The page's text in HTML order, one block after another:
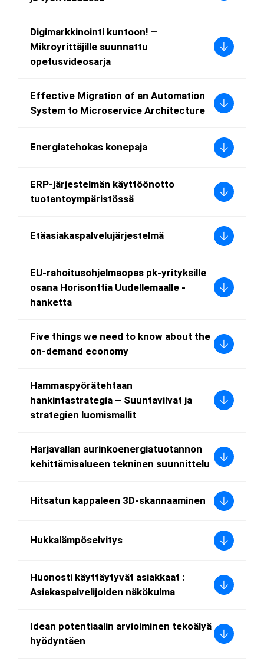
Digimarkkinointi kuntoon! –
Mikroyrittäjille suunnattu
opetusvideosarja
Effective Migration of an Automation
System to Microservice Architecture
Energiatehokas konepaja
ERP-järjestelmän käyttöönotto
tuotantoympäristössä
Etäasiakaspalvelujärjestelmä
EU-rahoitusohjelmaopas pk-yrityksille
osana Horisonttia Uudellemaalle -
hanketta
Five things we need to know about the
on-demand economy
Hammaspyörätehtaan
hankintastrategia – Suuntaviivat ja
strategien luomismallit
Harjavallan aurinkoenergiatuotannon
kehittämisalueen tekninen suunnittelu
Hitsatun kappaleen 3D-skannaaminen
Hukkalämpöselvitys
Huonosti käyttäytyvät asiakkaat :
Asiakaspalvelijoiden näkökulma
Idean potentiaalin arvioiminen tekoälyä
hyödyntäen